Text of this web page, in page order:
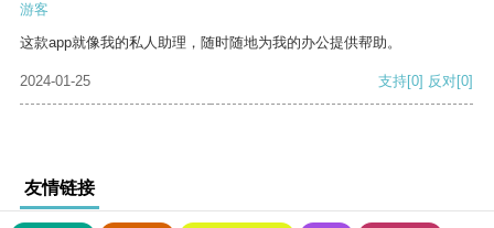
游客
这款app就像我的私人助理，随时随地为我的办公提供帮助。
2024-01-25 支持[0] 反对[0]
友情链接